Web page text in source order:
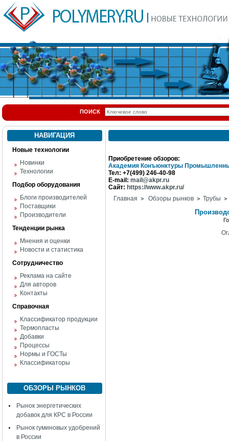
ПОИСК
НАВИГАЦИЯ
Новые технологии
Новинки
Технологии
Подбор оборудования
Блоги производителей
Поставщики
Производители
Тенденции рынка
Мнения и оценки
Новости и статистика
Сотрудничество
Реклама на сайте
Для авторов
Контакты
Справочная
Классификатор продукции
Термопласты
Добавки
Процессы
Нормы и ГОСТы
Классификаторы
ОБЗОРЫ РЫНКОВ
Рынок энергетических
добавок для КРС в России
Рынок гуминовых удобрений
в России
Приобретение обзоров:
Академия Конъюнктуры
Тел: +7(499) 246-40-98
E-mail: mail@akpr.ru
Сайт: https://www.akpr.ru/
Главная > Обзоры рынков > Трубы >